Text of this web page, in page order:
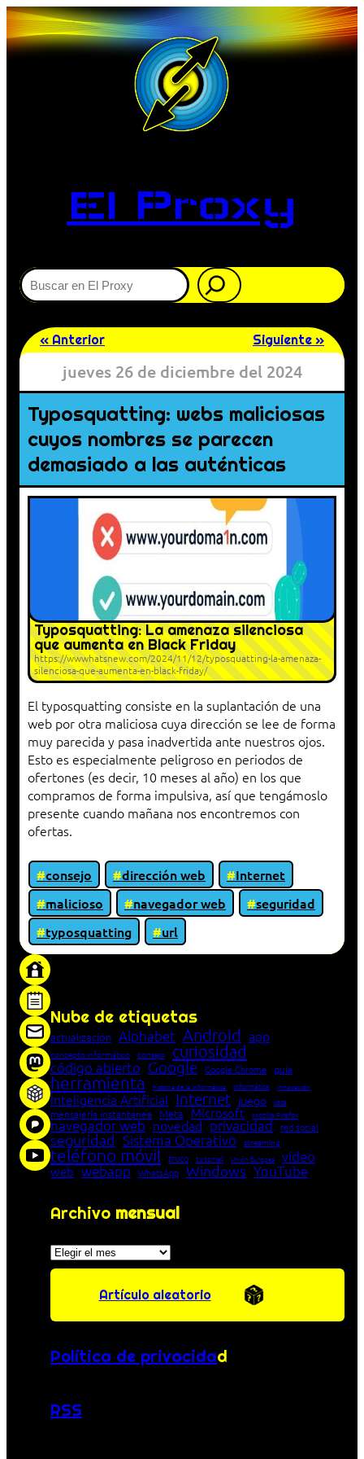
El Proxy
Buscar
« Anterior Siguiente »
jueves 26 de diciembre del 2024
Typosquatting: webs maliciosas
cuyos nombres se parecen
demasiado a las auténticas
Typosquatting: La amenaza silenciosa
que aumenta en Black Friday
https://wwwhatsnew.com/2024/11/12/typosquatting-la-amenaza-
silenciosa-que-aumenta-en-black-friday/
El typosquatting consiste en la suplantación de una
web por otra maliciosa cuya dirección se lee de forma
muy parecida y pasa inadvertida ante nuestros ojos.
Esto es especialmente peligroso en periodos de
ofertones (es decir, 10 meses al año) en los que
compramos de forma impulsiva, así que tengámoslo
presente cuando mañana nos encontremos con
ofertas.
consejo dirección web
Internet
malicioso
navegador web
seguridad
typosquatting
url
Nube de etiquetas
actualización Alphabet Android app
concepto informático consejo curiosidad
código abierto Google Google Chrome guía
herramienta historia de la Informática Informática innovación
Inteligencia Artificial Internet juego lista
mensajería instantánea Meta Microsoft Mozilla Firefox
navegador web novedad privacidad red social
seguridad Sistema Operativo streaming
teléfono móvil truco tutorial Unión Europea vídeo
web webapp WhatsApp Windows YouTube
Archivo mensual
Archivos
Artículo aleatorio
Política de privacidad
RSS